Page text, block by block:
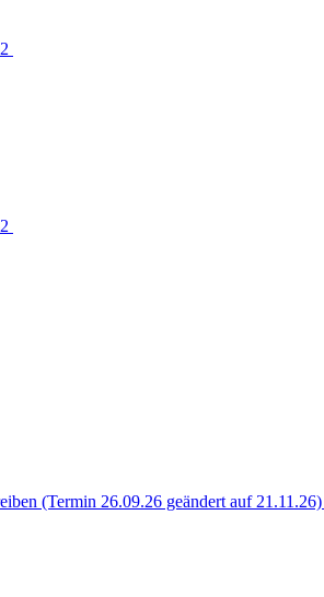
(Termin 26.09.26 geändert auf 21.11.26)